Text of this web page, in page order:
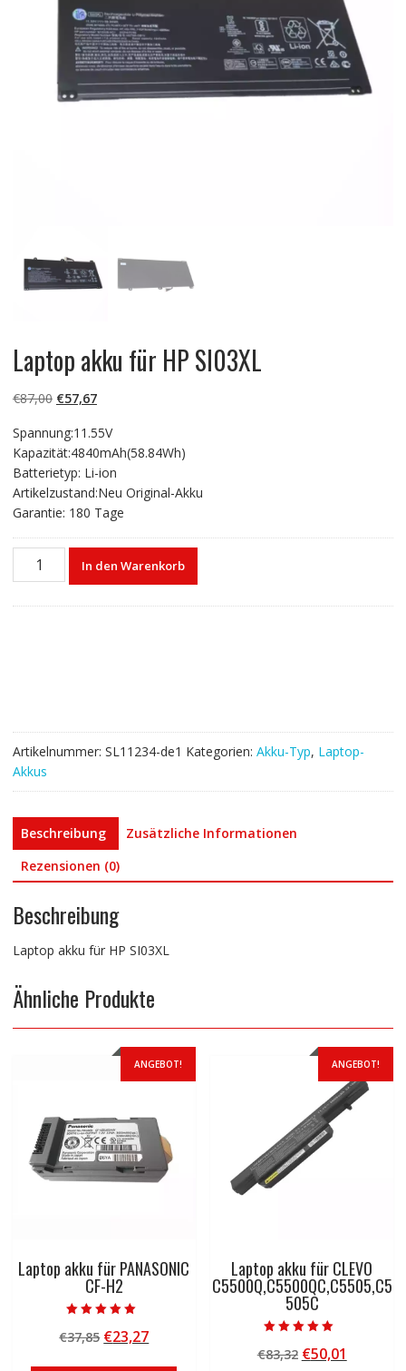
Laptop akku für HP SI03XL
€87,00 Ursprünglicher
war:
€87,00
€57,67Aktueller
ist:
€57,67.
Spannung:11.55V
Kapazität:4840mAh(58.84Wh)
Batterietyp: Li-ion
Artikelzustand:Neu Original-Akku
Garantie: 180 Tage
Laptop
In den Warenkorb
Artikelnummer: SL11234-de1 Kategorien: Akku-Typ, Laptop-
Akkus
Beschreibung
Zusätzliche Informationen
Rezensionen (0)
Beschreibung
Laptop akku für HP SI03XL
Ähnliche Produkte
ANGEBOT!
Laptop akku für PANASONIC
CF-H2
5.00
von 5
€37,85 Ursprünglicher
€23,27Aktueller
ANGEBOT!
Laptop akku für CLEVO
C5500Q,C5500QC,C5505,C5
505C
5.00
von 5
€83,32 Ursprünglicher
€50,01